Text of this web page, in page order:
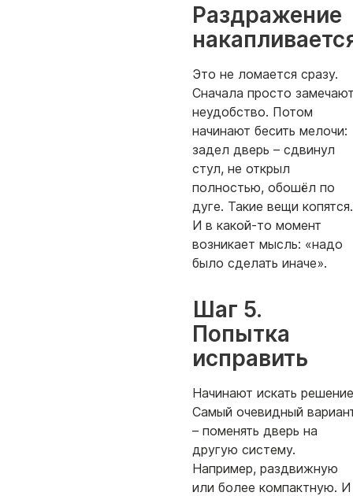
Раздражение
Это не ломается сразу.
Сначала просто
неудобство. Потом
начинают бесить мелочи:
задел дверь – сдвинул
стул, не открыл
полностью, обошёл по
дуге. Такие вещи копятся.
И в какой-то момент
возникает мысль: «надо
было сделать иначе».
Шаг 5.
Попытка
исправить
Начинают искать
Самый очевидный
– поменять дверь на
другую систему.
Например, раздвижную
или более компактную. И